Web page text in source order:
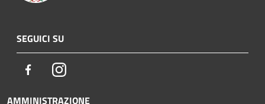
SEGUICI SU
FacebookInstagram
AMMINISTRAZIONE